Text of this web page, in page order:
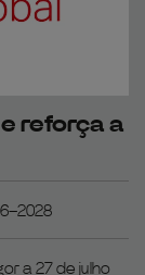
reforça a
a 27 de julho